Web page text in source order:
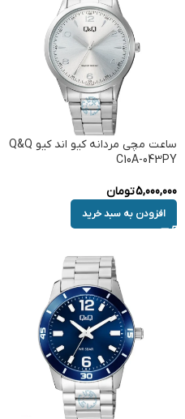
ساعت مچی مردانه کیو اند کیو Q&Q
C10A-043PY
5,000,000تومان
افزودن به سبد خرید